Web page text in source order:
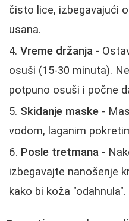
čisto lice, izbegavajući
usana.
Vreme držanja -
osuši (15-30 minuta).
potpuno osuši i počne
Skidanje maske -
vodom, laganim
Posle tretmana -
izbegavajte nanošenje
kako bi koža "odahnula".